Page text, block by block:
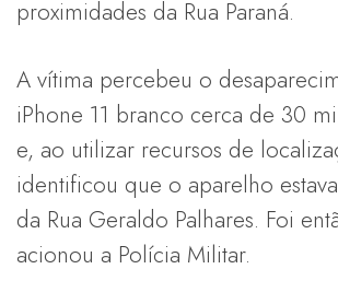
proximidades da Rua Paraná.
A vítima percebeu o
iPhone 11 branco cerca de 30
e, ao utilizar recursos de
identificou que o aparelho
da Rua Geraldo Palhares. Foi
acionou a Polícia Militar.